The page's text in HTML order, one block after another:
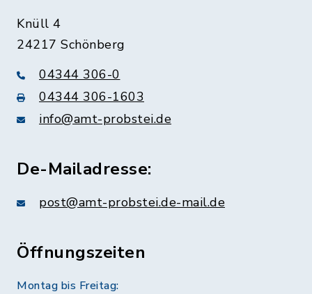
Knüll 4
24217 Schönberg
04344 306-0
04344 306-1603
info@amt-probstei.de
De-Mailadresse:
post@amt-probstei.de-mail.de
Öffnungszeiten
Montag bis Freitag: